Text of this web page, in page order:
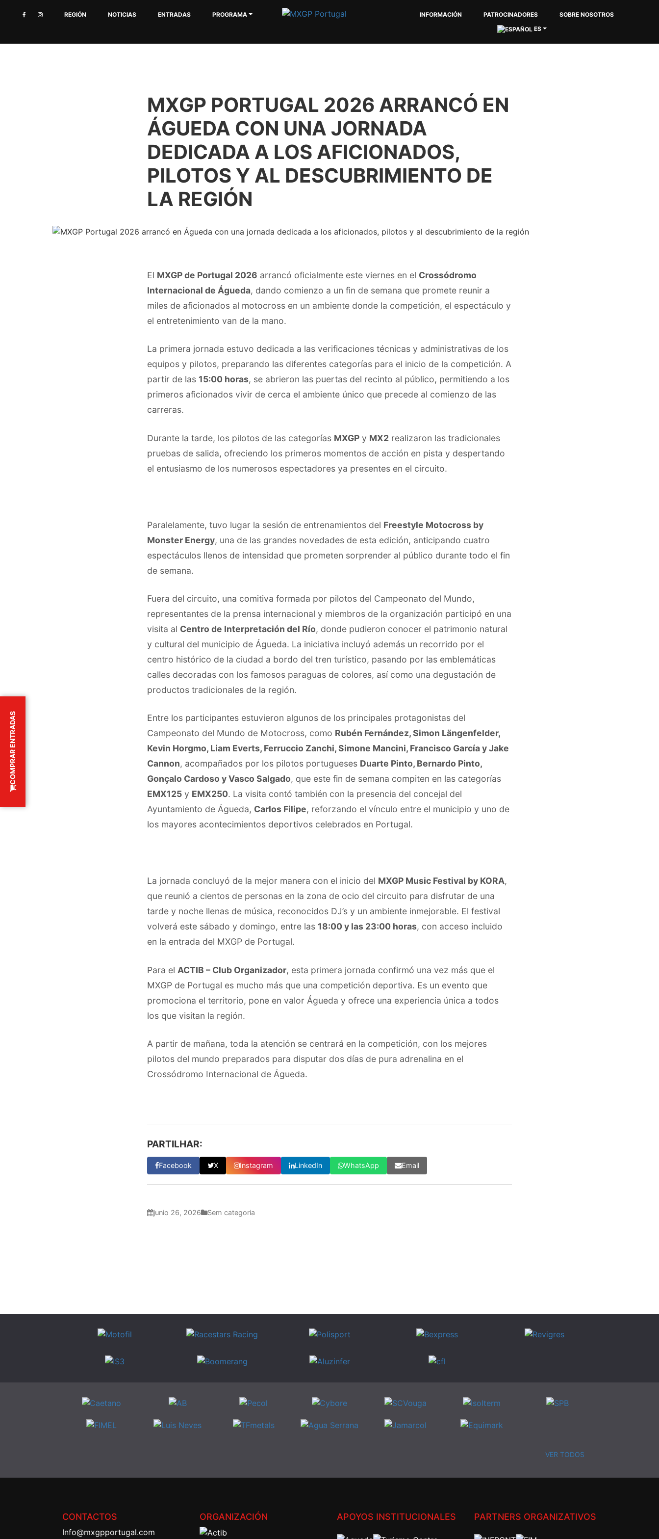
REGIÓN NOTICIAS ENTRADAS PROGRAMA INFORMACIÓN PATROCINADORES
SOBRE NOSOTROS
ES
MXGP PORTUGAL 2026 ARRANCÓ EN
ÁGUEDA CON UNA JORNADA
DEDICADA A LOS AFICIONADOS,
PILOTOS Y AL DESCUBRIMIENTO DE
LA REGIÓN
El MXGP de Portugal 2026 arrancó oficialmente este viernes en el Crossódromo
Internacional de Águeda, dando comienzo a un fin de semana que promete reunir a
miles de aficionados al motocross en un ambiente donde la competición, el espectáculo y
el entretenimiento van de la mano.
La primera jornada estuvo dedicada a las verificaciones técnicas y administrativas de los
equipos y pilotos, preparando las diferentes categorías para el inicio de la competición. A
partir de las 15:00 horas, se abrieron las puertas del recinto al público, permitiendo a los
primeros aficionados vivir de cerca el ambiente único que precede al comienzo de las
carreras.
Durante la tarde, los pilotos de las categorías MXGP y MX2 realizaron las tradicionales
pruebas de salida, ofreciendo los primeros momentos de acción en pista y despertando
el entusiasmo de los numerosos espectadores ya presentes en el circuito.
Paralelamente, tuvo lugar la sesión de entrenamientos del Freestyle Motocross by
Monster Energy, una de las grandes novedades de esta edición, anticipando cuatro
espectáculos llenos de intensidad que prometen sorprender al público durante todo el fin
de semana.
Fuera del circuito, una comitiva formada por pilotos del Campeonato del Mundo,
representantes de la prensa internacional y miembros de la organización participó en una
visita al Centro de Interpretación del Río, donde pudieron conocer el patrimonio natural
y cultural del municipio de Águeda. La iniciativa incluyó además un recorrido por el
centro histórico de la ciudad a bordo del tren turístico, pasando por las emblemáticas
calles decoradas con los famosos paraguas de colores, así como una degustación de
productos tradicionales de la región.
Entre los participantes estuvieron algunos de los principales protagonistas del
Campeonato del Mundo de Motocross, como Rubén Fernández, Simon Längenfelder,
Kevin Horgmo, Liam Everts, Ferruccio Zanchi, Simone Mancini, Francisco García y Jake
Cannon, acompañados por los pilotos portugueses Duarte Pinto, Bernardo Pinto,
Gonçalo Cardoso y Vasco Salgado, que este fin de semana compiten en las categorías
EMX125 y EMX250. La visita contó también con la presencia del concejal del
Ayuntamiento de Águeda, Carlos Filipe, reforzando el vínculo entre el municipio y uno de
los mayores acontecimientos deportivos celebrados en Portugal.
La jornada concluyó de la mejor manera con el inicio del MXGP Music Festival by KORA,
que reunió a cientos de personas en la zona de ocio del circuito para disfrutar de una
tarde y noche llenas de música, reconocidos DJ’s y un ambiente inmejorable. El festival
volverá este sábado y domingo, entre las 18:00 y las 23:00 horas, con acceso incluido
en la entrada del MXGP de Portugal.
Para el ACTIB – Club Organizador, esta primera jornada confirmó una vez más que el
MXGP de Portugal es mucho más que una competición deportiva. Es un evento que
promociona el territorio, pone en valor Águeda y ofrece una experiencia única a todos
los que visitan la región.
A partir de mañana, toda la atención se centrará en la competición, con los mejores
pilotos del mundo preparados para disputar dos días de pura adrenalina en el
Crossódromo Internacional de Águeda.
PARTILHAR:
Facebook X Instagram LinkedIn WhatsApp Email
junio 26, 2026 Sem categoria
VER TODOS
CONTACTOS
Info@mxgpportugal.com
ORGANIZACIÓN APOYOS INSTITUCIONALES PARTNERS ORGANIZATIVOS
COMPRAR ENTRADAS